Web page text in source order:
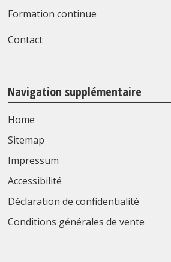
Formation continue
Contact
Navigation supplémentaire
Home
Sitemap
Impressum
Accessibilité
Déclaration de confidentialité
Conditions générales de vente